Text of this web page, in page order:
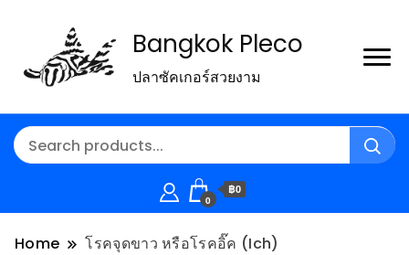
Bangkok Pleco
ปลาซัคเกอร์สวยงาม
0
฿0
Home โรคจุดขาว หรือโรคอิ๊ค (Ich)